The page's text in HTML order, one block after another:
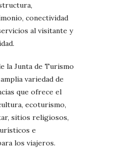
conectividad
al visitante y
la Junta de Turismo
variedad de
que ofrece el
ecoturismo,
sitios religiosos,
e
los viajeros.